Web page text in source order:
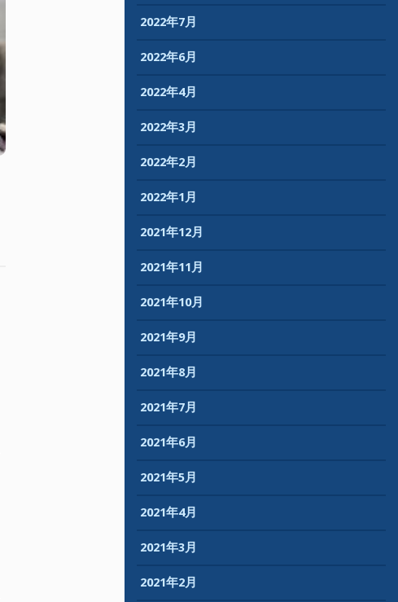
2022年7月
2022年6月
2022年4月
2022年3月
2022年2月
2022年1月
2021年12月
2021年11月
2021年10月
2021年9月
2021年8月
2021年7月
2021年6月
2021年5月
2021年4月
2021年3月
2021年2月